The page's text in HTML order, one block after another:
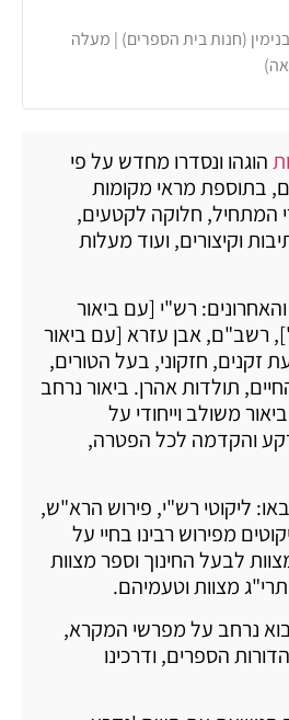
(חנות בית הספרים) | מעלה
הוגהו ונסדרו מחדש על פי
בתוספת מראי מקומות
המתחיל, חלוקה לקטעים,
וקיצורים, ועוד מעלות
רש"י [עם ביאור
רשב"ם, אבן עזרא [עם ביאור
זקנים, חזקוני, בעל הטורים,
תולדות אהרן. ביאור נרחב
משולב וייחודי על
והקדמה לכל הפטרה,
ליקוטי רש"י, פירוש הרא"ש,
מפירוש רבינו בחיי על
לבעל החינוך וספר מצוות
מצוות וטעמיהם.
נרחב על מפרשי המקרא,
הספרים, ודרכינו